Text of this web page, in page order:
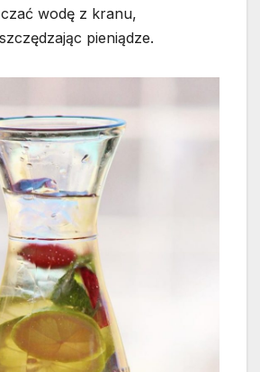
wodę z kranu,
pieniądze.